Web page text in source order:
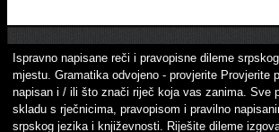
Ispravno napisane reči i pravopisne dileme
mjestu. Gramatika odvojeno - provjerite Provjerite
napisan i / ili što znači riječ koja vas zanima. Sve
skladu s rječnicima, pravopisom i pravilno
srpskog jezika i književnosti. Riješite dileme